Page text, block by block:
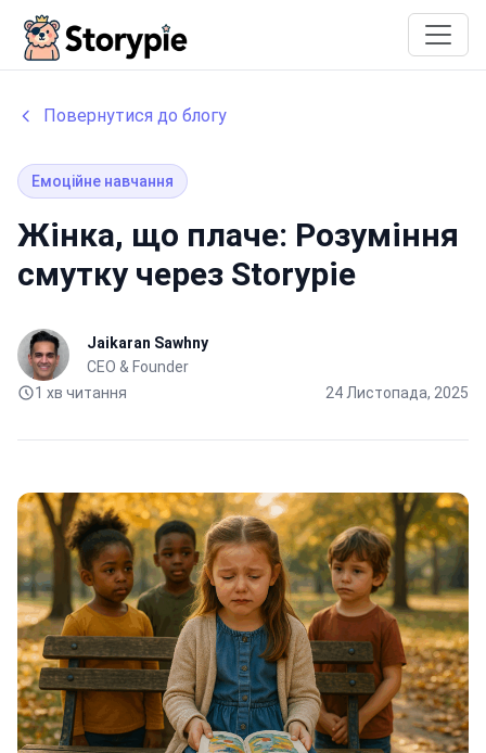
Повернутися до блогу
Емоційне навчання
Жінка, що плаче: Розуміння
смутку через Storypie
Jaikaran Sawhny
CEO & Founder
1 хв читання
24 Листопада, 2025